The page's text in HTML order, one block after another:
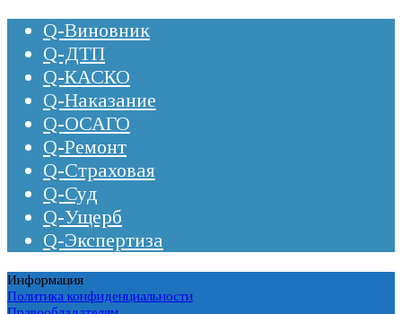
Q-Виновник
Q-ДТП
Q-КАСКО
Q-Наказание
Q-ОСАГО
Q-Ремонт
Q-Страховая
Q-Суд
Q-Ущерб
Q-Экспертиза
Информация
Политика конфиденциальности